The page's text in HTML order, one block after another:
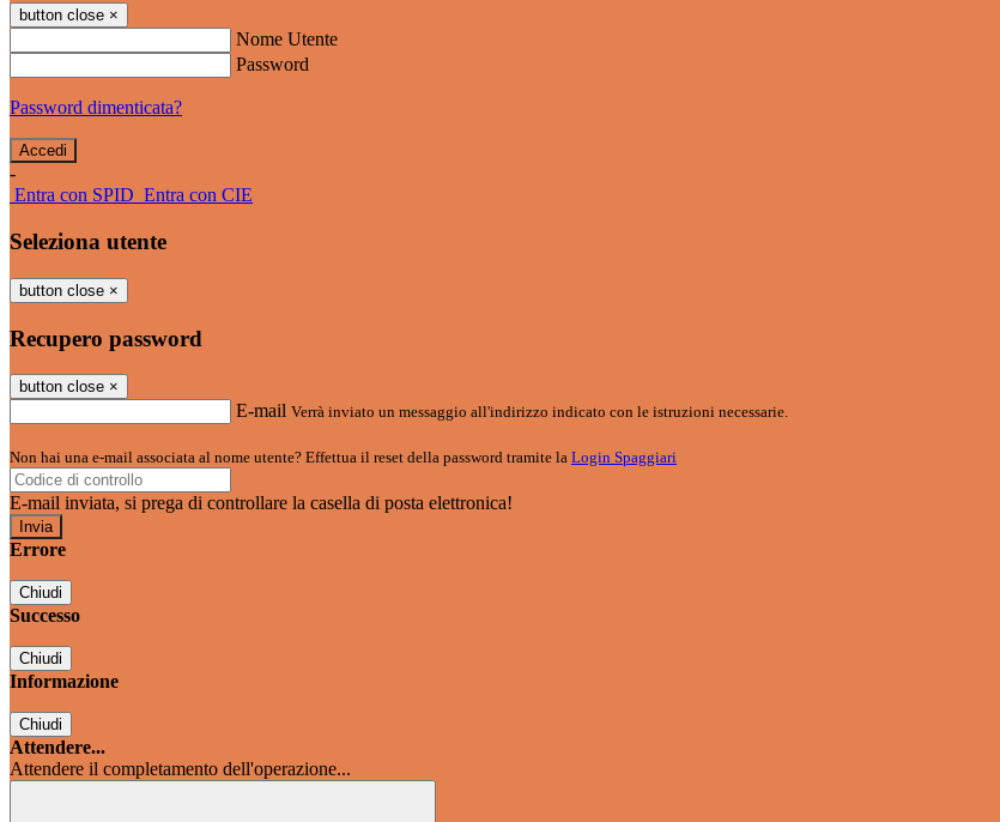
button close ×
Nome Utente
Password
Password dimenticata?
-
Entra con SPID Entra con CIE
Seleziona utente
button close ×
Recupero password
button close ×
E-mail Verrà inviato un messaggio all'indirizzo indicato con le istruzioni necessarie.
Non hai una e-mail associata al nome utente? Effettua il reset della password tramite la Login Spaggiari
E-mail inviata, si prega di controllare la casella di posta elettronica!
Errore
Chiudi
Successo
Chiudi
Informazione
Chiudi
Attendere...
Attendere il completamento dell'operazione...